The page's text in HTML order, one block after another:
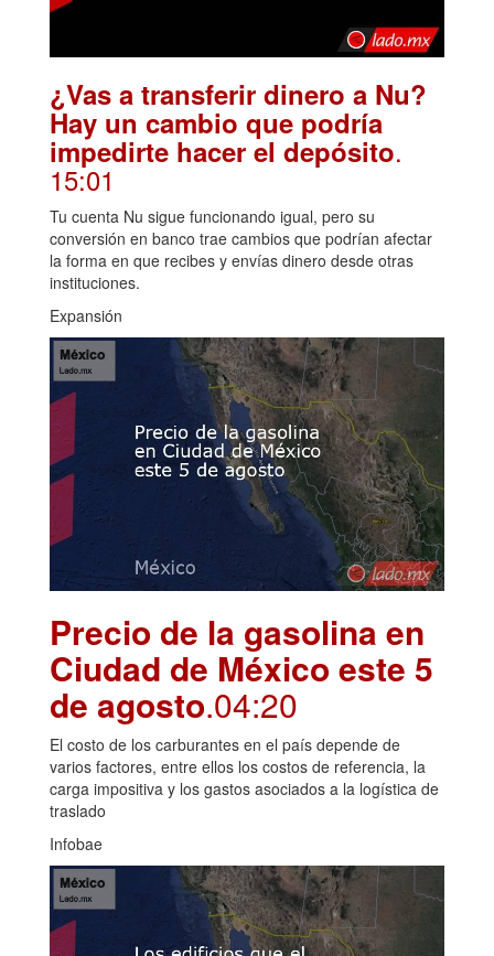
¿Vas a transferir dinero a Nu?
Hay un cambio que podría
impedirte hacer el depósito.
15:01
Tu cuenta Nu sigue funcionando igual, pero su
conversión en banco trae cambios que podrían afectar
la forma en que recibes y envías dinero desde otras
instituciones.
Expansión
Precio de la gasolina en
Ciudad de México este 5
de agosto.04:20
El costo de los carburantes en el país depende de
varios factores, entre ellos los costos de referencia, la
carga impositiva y los gastos asociados a la logística de
traslado
Infobae